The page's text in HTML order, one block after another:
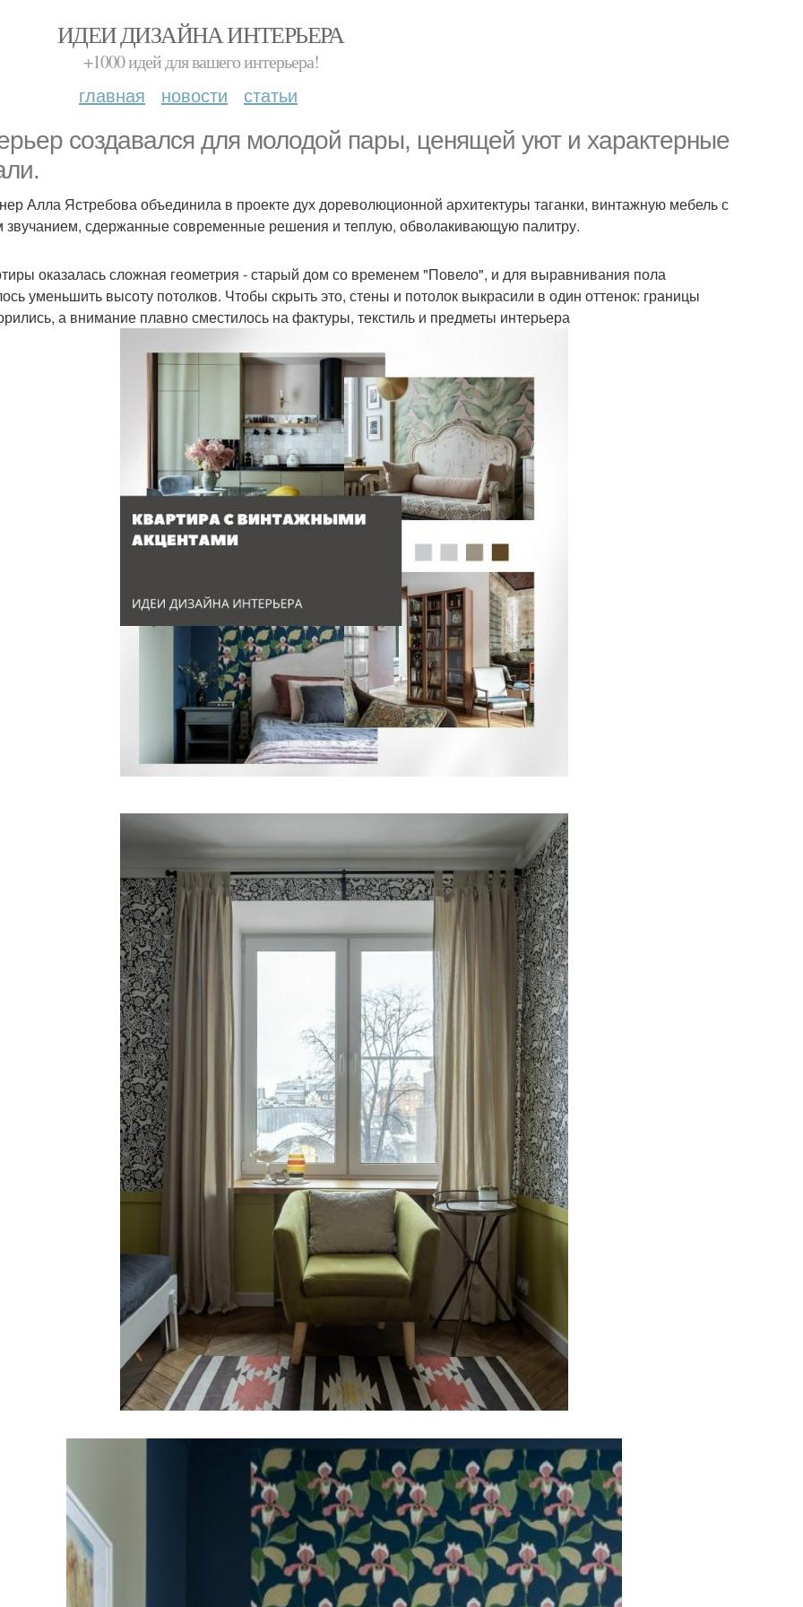
ИДЕИ ДИЗАЙНА ИНТЕРЬЕРА
+1000 идей для вашего интерьера!
главная новости статьи
создавался для молодой пары, ценящей уют и характерные
Алла Ястребова объединила в проекте дух дореволюционной архитектуры таганки, винтажную мебель с
сдержанные современные решения и теплую, обволакивающую палитру.
оказалась сложная геометрия - старый дом со временем "Повело", и для выравнивания пола
уменьшить высоту потолков. Чтобы скрыть это, стены и потолок выкрасили в один оттенок: границы
а внимание плавно сместилось на фактуры, текстиль и предметы интерьера